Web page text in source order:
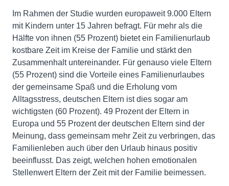
Im Rahmen der Studie wurden europaweit 9.000 Eltern
mit Kindern unter 15 Jahren befragt. Für mehr als die
Hälfte von ihnen (55 Prozent) bietet ein Familienurlaub
kostbare Zeit im Kreise der Familie und stärkt den
Zusammenhalt untereinander. Für genauso viele Eltern
(55 Prozent) sind die Vorteile eines Familienurlaubes
der gemeinsame Spaß und die Erholung vom
Alltagsstress, deutschen Eltern ist dies sogar am
wichtigsten (60 Prozent). 49 Prozent der Eltern in
Europa und 55 Prozent der deutschen Eltern sind der
Meinung, dass gemeinsam mehr Zeit zu verbringen, das
Familienleben auch über den Urlaub hinaus positiv
beeinflusst. Das zeigt, welchen hohen emotionalen
Stellenwert Eltern der Zeit mit der Familie beimessen.